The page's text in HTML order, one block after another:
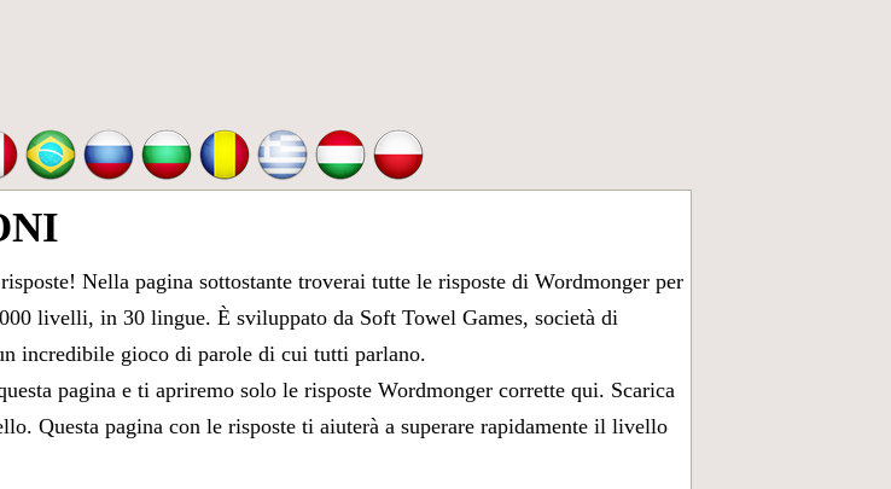
Nella pagina sottostante troverai tutte le risposte di Wordmonger per
livelli, in 30 lingue. È sviluppato da Soft Towel Games, società di
incredibile gioco di parole di cui tutti parlano.
pagina e ti apriremo solo le risposte Wordmonger corrette qui. Scarica
Questa pagina con le risposte ti aiuterà a superare rapidamente il livello